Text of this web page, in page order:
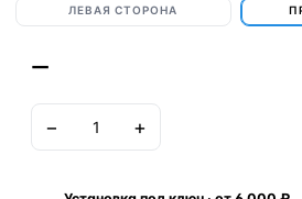
ЛЕВАЯ СТОРОНА
—
− +